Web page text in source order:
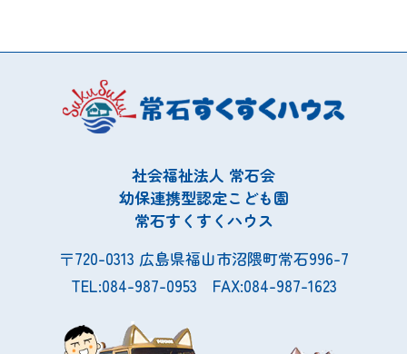
社会福祉法人 常石会
幼保連携型認定こども園
常石すくすくハウス
〒720-0313 広島県福山市沼隈町常石996-7
TEL:084-987-0953 FAX:084-987-1623